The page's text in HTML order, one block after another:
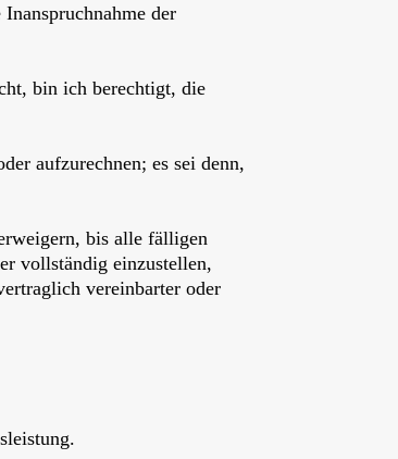
der
bin ich berechtigt, die
aufzurechnen; es sei denn,
bis alle fälligen
vollständig einzustellen,
vereinbarter oder